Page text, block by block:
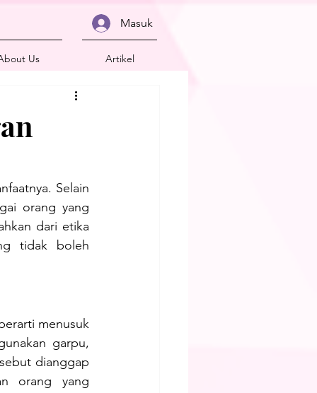
Masuk
Us Artikel
Selain
orang yang
dari etika
tidak boleh
menusuk
garpu,
dianggap
orang yang